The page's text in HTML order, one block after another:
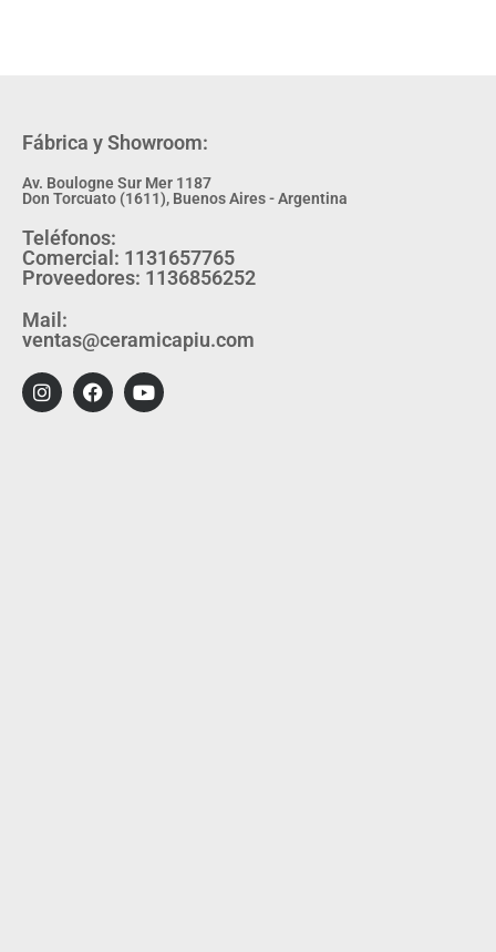
Fábrica y Showroom:
Av. Boulogne Sur Mer 1187
Don Torcuato (1611), Buenos Aires - Argentina
Teléfonos:
Comercial: 1131657765
Proveedores: 1136856252
Mail:
ventas@ceramicapiu.com